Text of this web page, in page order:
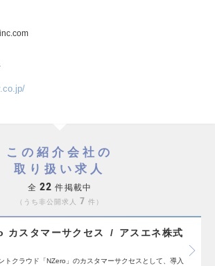
この紹介会社の
取り扱い求人
全 22 件掲載中
うち非公開求人 7 件
カスタマーサクセス
アスエネ株式
トクラウド「NZero」のカスタマーサクセスとして、導入